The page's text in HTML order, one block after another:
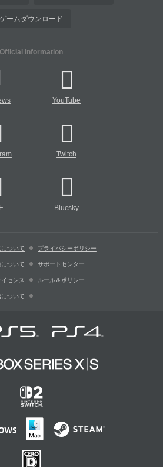
ゲームダウンロード
Official Information
YouTube
Twitch
Bluesky
ついて プライバシーポリシー
ついて サポートセンター
イセンス ルール＆ポリシー
ついて